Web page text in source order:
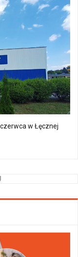
w Łęcznej